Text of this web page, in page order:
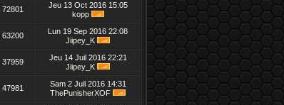
72801
Jeu 13 Oct 2016 15:05
kopp
63200
Lun 19 Sep 2016 22:08
Jiipey_K
37959
Jeu 14 Juil 2016 22:21
Jiipey_K
47981
Sam 2 Juil 2016 14:31
ThePunisherXOF